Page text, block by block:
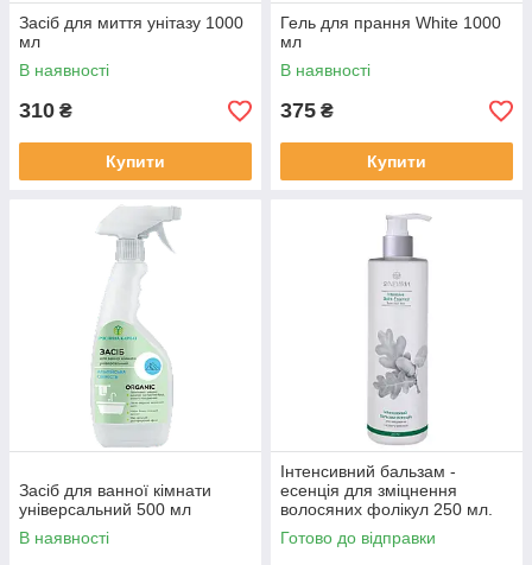
Засіб для миття унітазу 1000
мл
В наявності
310 ₴
Купити
Гель для прання White 1000
мл
В наявності
375 ₴
Купити
Засіб для ванної кімнати
універсальний 500 мл
В наявності
Інтенсивний бальзам -
есенція для зміцнення
волосяних фолікул 250 мл.
Готово до відправки